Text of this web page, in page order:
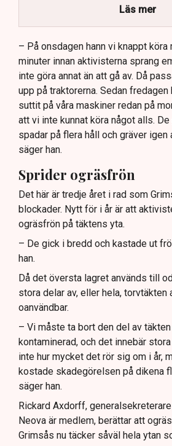
stort ekonomiskt sabotage.
Dialogpolisen på plats står
aktivisternas handlingar.
Frågor kvarstår om finansiering
Läs mer
– På onsdagen hann vi knappt köra
minuter innan aktivisterna sprang
inte göra annat än att gå av. Då
upp på traktorerna. Sedan
suttit på våra maskiner redan på
att vi inte kunnat köra något alls.
spadar på flera håll och gräver igen
säger han.
Sprider ogräsfrön
Det här är tredje året i rad som
blockader. Nytt för i år är att
ogräsfrön på täktens yta.
– De gick i bredd och kastade ut
han.
Då det översta lagret används till
stora delar av, eller hela, torvtäkten
oanvändbar.
– Vi måste ta bort den del av
kontaminerad, och det innebär
inte hur mycket det rör sig om i år,
kostade skadegörelsen på dikena
säger han.
Rickard Axdorff,
Neova är medlem, berättar att
Grimsås nu täcker såväl hela ytan